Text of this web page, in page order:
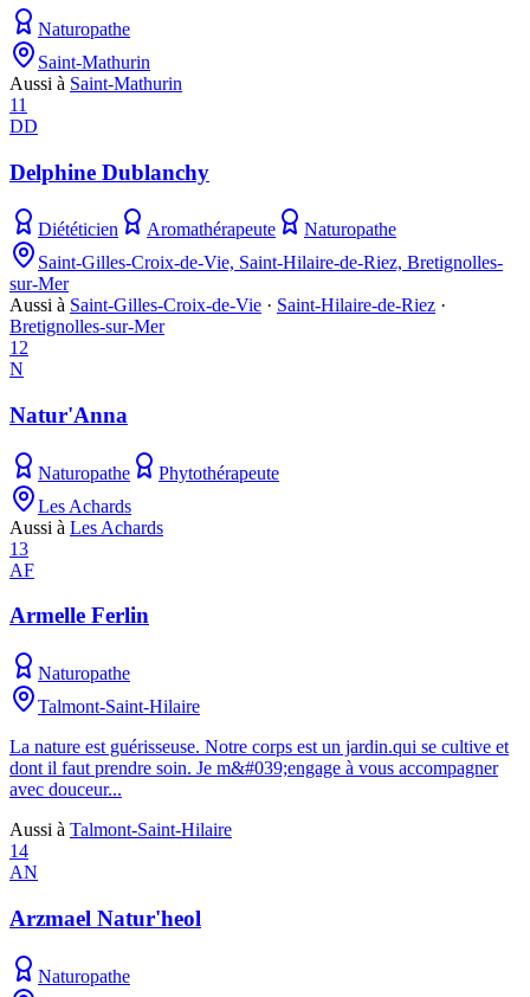
Naturopathe
Saint-Mathurin
Aussi à Saint-Mathurin
11
DD
Delphine Dublanchy
Diététicien Aromathérapeute
Naturopathe
Saint-Gilles-Croix-de-Vie, Saint-Hilaire-de-Riez, Bretignolles-
sur-Mer
Aussi à Saint-Gilles-Croix-de-Vie · Saint-Hilaire-de-Riez ·
Bretignolles-sur-Mer
12
N
Natur'Anna
Naturopathe
Phytothérapeute
Les Achards
Aussi à Les Achards
13
AF
Armelle Ferlin
Naturopathe
Talmont-Saint-Hilaire
La nature est guérisseuse. Notre corps est un jardin.qui se cultive et
dont il faut prendre soin. Je m&#039;engage à vous accompagner
avec douceur...
Aussi à Talmont-Saint-Hilaire
14
AN
Arzmael Natur'heol
Naturopathe